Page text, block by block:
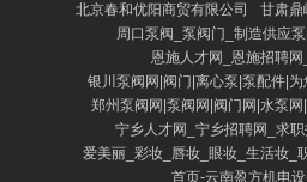
北京春和优阳商贸有限公司
甘肃鼎
周口泵阀_泵阀门_制造供应泵
恩施人才网_恩施招聘
银川泵阀网|阀门|离心泵|泵配件|
郑州泵阀网|泵阀网|阀门网|水泵网
宁乡人才网_宁乡招聘网_求
爱美丽_彩妆_唇妆_眼妆_生活妆_
首页-云南盈方机电